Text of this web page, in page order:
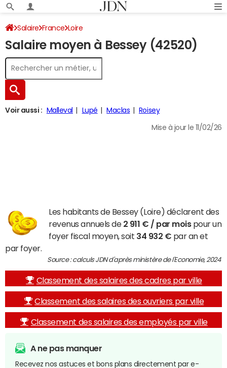
Salaire France Loire
Salaire moyen à Bessey (42520)
Voir aussi : Malleval Lupé Maclas Roisey
Mise à jour le 11/02/26
Les habitants de Bessey (Loire) déclarent des
revenus annuels de 2 911 € / par moispour un
foyer fiscal moyen, soit 34 932 € par an et
par foyer.
Source : calculs JDN d'après ministère de l'Economie, 2024
Classement des salaires des cadres par ville
Classement des salaires des ouvriers par ville
Classement des salaires des employés par ville
A ne pas manquer
Recevez nos astuces et bons plans directement par e-